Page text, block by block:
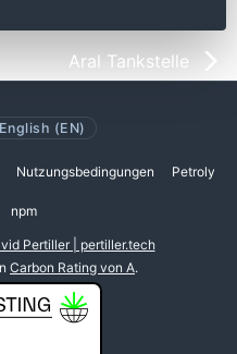
Aral Tankstelle
English (EN)
Nutzungsbedingungen Petroly
npm
Pertiller | pertiller.tech
Carbon Rating von A.